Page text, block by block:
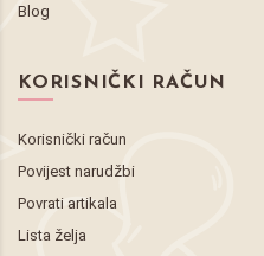
Blog
KORISNIČKI RAČUN
Korisnički račun
Povijest narudžbi
Povrati artikala
Lista želja